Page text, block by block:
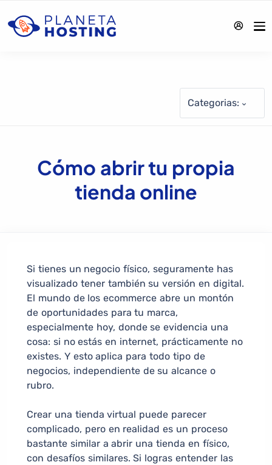
Categorias:
Cómo abrir tu propia
tienda online
Si tienes un negocio físico, seguramente has
visualizado tener también su versión en digital.
El mundo de los ecommerce abre un montón
de oportunidades para tu marca,
especialmente hoy, donde se evidencia una
cosa: si no estás en internet, prácticamente no
existes. Y esto aplica para todo tipo de
negocios, independiente de su alcance o
rubro.
Crear una tienda virtual puede parecer
complicado, pero en realidad es un proceso
bastante similar a abrir una tienda en físico,
con desafíos similares. Si logras entender las